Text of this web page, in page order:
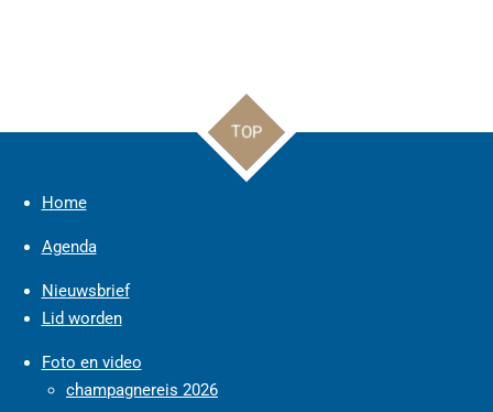
TOP
Home
Agenda
Nieuwsbrief
Lid worden
Foto en video
champagnereis 2026